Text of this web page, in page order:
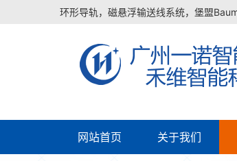
环形导轨，磁悬浮输送线系统，堡盟
网站首页 关于我们